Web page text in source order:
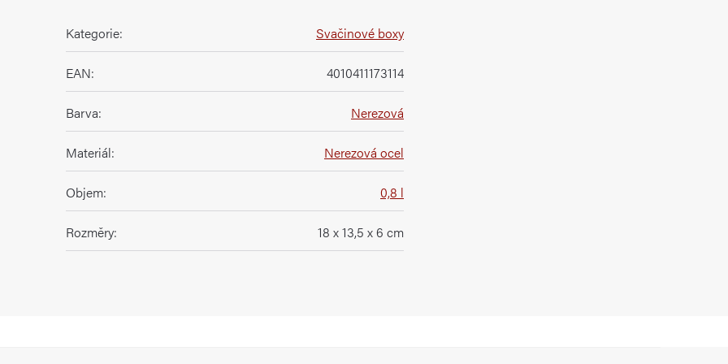
Kategorie: Svačinové boxy
EAN: 4010411173114
Barva: Nerezová
Materiál: Nerezová ocel
Objem: 0,8 l
Rozměry: 18 x 13,5 x 6 cm